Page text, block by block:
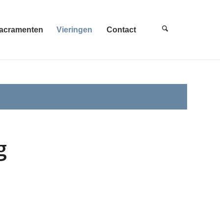
Vieringen Contact